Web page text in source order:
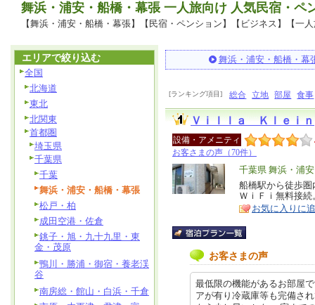
舞浜・浦安・船橋・幕張 一人旅向け 人気民宿・
【舞浜・浦安・船橋・幕張】【民宿・ペンション】【ビジネス】【一
舞浜・浦安・船橋・幕
[ランキング項目] 総合 立地 部屋 食事
Ｖｉｌｌａ Ｋｌｅｉｎ
設備・アメニティ
お客さまの声（70件）
エ
リ
ア
千葉県 舞浜・浦
特
徴
船橋駅から徒歩
ＷｉＦｉ無料接続
お気に入りに
お客さまの声
最低限の機能があるお部屋
アが有り冷蔵庫等も完備さ
エリアで絞り込む
全国
北海道
東北
北関東
首都圏
埼玉県
千葉県
千葉
舞浜・浦安・船橋・幕張
松戸・柏
成田空港・佐倉
銚子・旭・九十九里・東
金・茂原
鴨川・勝浦・御宿・養老渓
谷
南房総・館山・白浜・千倉